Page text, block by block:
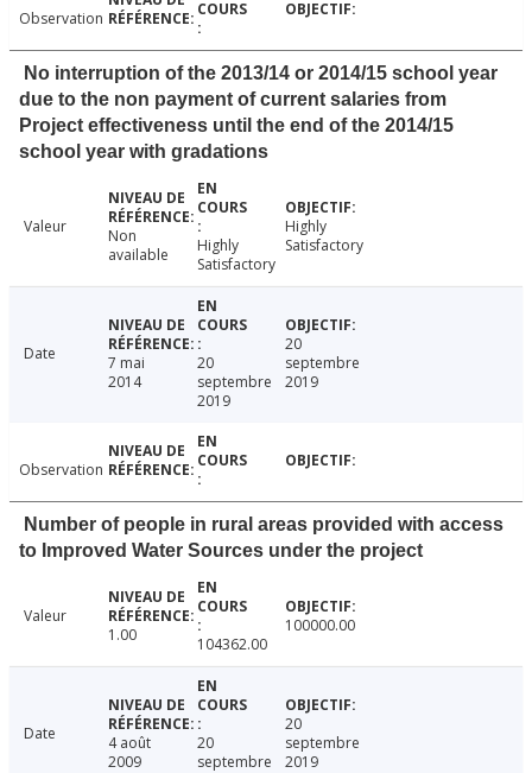
Observation
No interruption of the 2013/14 or 2014/15 school year
due to the non payment of current salaries from
Project effectiveness until the end of the 2014/15
school year with gradations
Valeur
Non
available
Highly
Satisfactory
Highly
Satisfactory
Date
7 mai
2014
20
septembre
2019
20
septembre
2019
Observation
Number of people in rural areas provided with access
to Improved Water Sources under the project
Valeur
1.00
104362.00
100000.00
Date
4 août
2009
20
septembre
20
septembre
2019